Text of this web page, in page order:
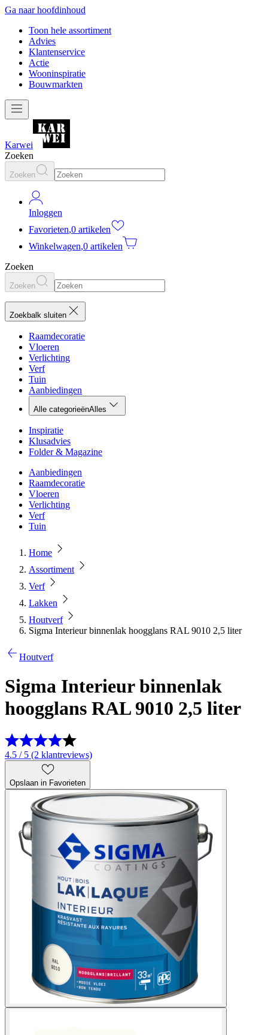
Ga naar hoofdinhoud
Toon hele assortiment
Advies
Klantenservice
Actie
Wooninspiratie
Bouwmarkten
Karwei
Zoeken
Zoeken
Inloggen
Favorieten,0 artikelen
Winkelwagen,0 artikelen
Zoeken
Zoeken
Zoekbalk sluiten
Raamdecoratie
Vloeren
Verlichting
Verf
Tuin
Aanbiedingen
Alle categorieënAlles
Inspiratie
Klusadvies
Folder & Magazine
Aanbiedingen
Raamdecoratie
Vloeren
Verlichting
Verf
Tuin
Home
Assortiment
Verf
Lakken
Houtverf
Sigma Interieur binnenlak hoogglans RAL 9010 2,5 liter
Houtverf
Sigma Interieur binnenlak
hoogglans RAL 9010 2,5 liter
4.5 / 5 (2 klantreviews)
Opslaan in Favorieten